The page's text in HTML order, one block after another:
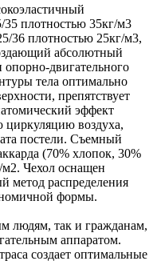
плотностью 35кг/м3
36 плотностью 25кг/м3,
абсолютный
опорно-двигательного
тела оптимально
препятствует
эффект
циркуляцию воздуха,
постели. Съемный
(70% хлопок, 30%
м2. Чехол оснащен
метод распределения
формы.
людям, так и гражданам,
аппаратом.
создает оптимальные